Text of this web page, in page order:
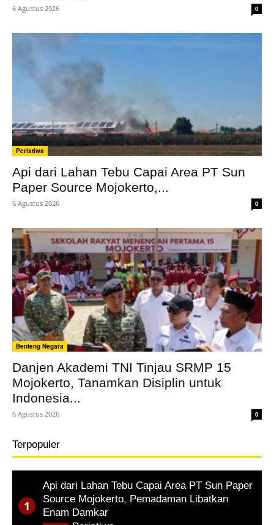
6 Agustus 2026 0
Peristiwa
Api dari Lahan Tebu Capai Area PT Sun
Paper Source Mojokerto,...
6 Agustus 2026 0
Benteng Negara
Danjen Akademi TNI Tinjau SRMP 15
Mojokerto, Tanamkan Disiplin untuk
Indonesia...
6 Agustus 2026 0
Terpopuler
Api dari Lahan Tebu Capai Area PT Sun Paper
Source Mojokerto, Pemadaman Libatkan
Enam Damkar